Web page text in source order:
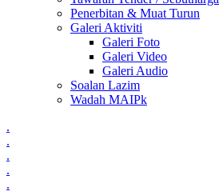
Penerbitan & Muat Turun
Galeri Aktiviti
Galeri Foto
Galeri Video
Galeri Audio
Soalan Lazim
Wadah MAIPk
.
.
.
.
.